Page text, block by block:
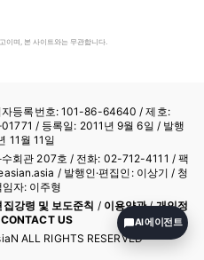
이며, 본 사이트와는 무관합니다.
자등록번호: 101-86-64640 / 제호:
/ 등록일: 2011년 9월 6일 / 발행
11월 11일
회관 207호 / 전화: 02-712-4111 / 팩
/ 발행인·편집인: 이상기 / 청
자: 이주형
집강령 및 보도준칙 / 이용약관/개인정
CONTACT US
ALL RIGHTS RESERVED
AI 에이전트